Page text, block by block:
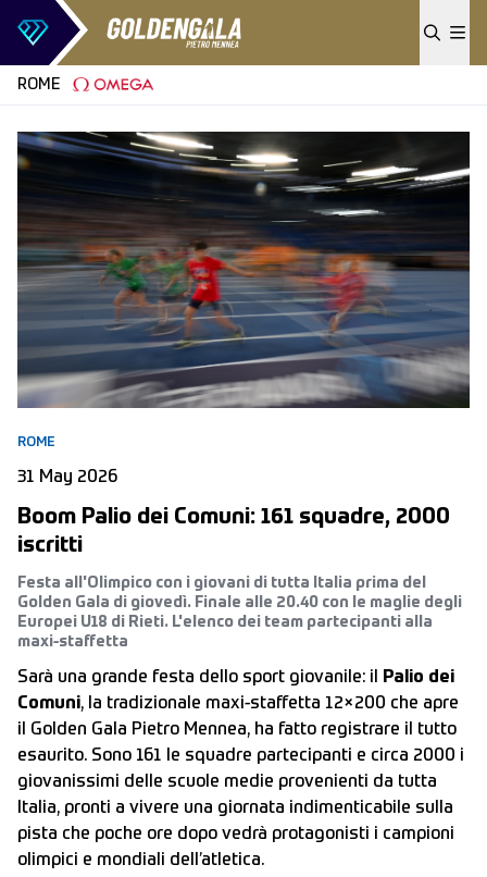
Skip to content
ROME
ROME
31 May 2026
Boom Palio dei Comuni: 161 squadre, 2000
iscritti
Festa all'Olimpico con i giovani di tutta Italia prima del
Golden Gala di giovedì. Finale alle 20.40 con le maglie degli
Europei U18 di Rieti. L'elenco dei team partecipanti alla
maxi-staffetta
Sarà una grande festa dello sport giovanile: il Palio dei
Comuni, la tradizionale maxi-staffetta 12×200 che apre
il Golden Gala Pietro Mennea, ha fatto registrare il tutto
esaurito. Sono 161 le squadre partecipanti e circa 2000 i
giovanissimi delle scuole medie provenienti da tutta
Italia, pronti a vivere una giornata indimenticabile sulla
pista che poche ore dopo vedrà protagonisti i campioni
olimpici e mondiali dell’atletica.